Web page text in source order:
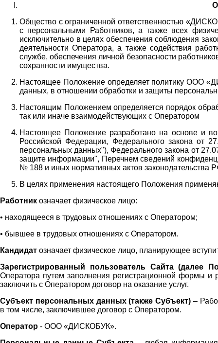
Общество с ограниченной ответственностью
с персональными Работников, а также всех
исключительно в целях обеспечения соблюдения
деятельности Оператора,а также содействия
службе, обеспечения личной безопасности
сохранности имущества.
Настоящее Положение определяет политику ООО
данных, в отношении обработки и защиты
Настоящим Положением определяется порядок
так или иначе взаимодействующих с Оператором
Настоящее Положение разработано на основе и во
Российской Федерации, Федерального закона
персональных данных"), Федерального закона от
защите информации", Перечнем сведений
№ 188 и иных нормативных актов законодательства
В целях применения настоящего Положения
Работник означает физическое лицо:
• находящееся в трудовых отношениях с Оператором;
• бывшее в трудовых отношениях с Оператором.
Кандидат означает физическое лицо, планирующее
Зарегистрированный пользователь Сайта (далее
Оператора путем заполнения регистрационной формы и
заключить с Оператором договор на оказание услуг.
Субъект персональных данных (также Субъект) –
в том числе, заключившее договор с Оператором.
Оператор - ООО «ДИСКОБУК».